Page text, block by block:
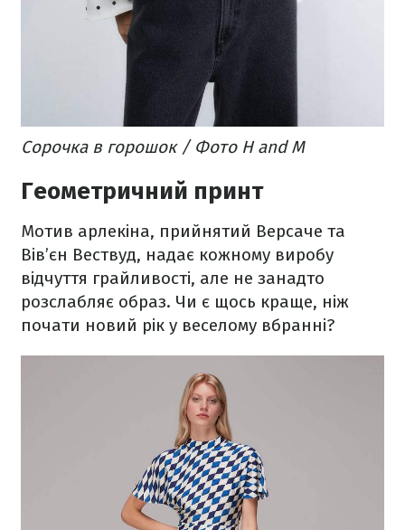
Сорочка в горошок / Фото H and M
Геометричний принт
Мотив арлекіна, прийнятий Версаче та
Вів’єн Вествуд, надає кожному виробу
відчуття грайливості, але не занадто
розслабляє образ. Чи є щось краще, ніж
почати новий рік у веселому вбранні?